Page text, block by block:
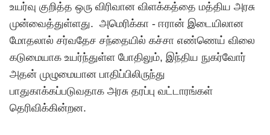
உயர்வு குறித்த ஒரு விரிவான விளக்கத்தை மத்திய அரசு
முன்வைத்துள்ளது. அமெரிக்கா - ஈரான் இடையிலான
மோதலால் சர்வதேச சந்தையில் கச்சா எண்ணெய் விலை
கடுமையாக உயர்ந்துள்ள போதிலும், இந்திய நுகர்வோர்
அதன் முழுமையான பாதிப்பிலிருந்து
பாதுகாக்கப்படுவதாக அரசு தரப்பு வட்டாரங்கள்
தெரிவிக்கின்றன.